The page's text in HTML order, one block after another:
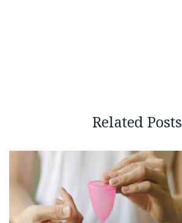
Related Posts